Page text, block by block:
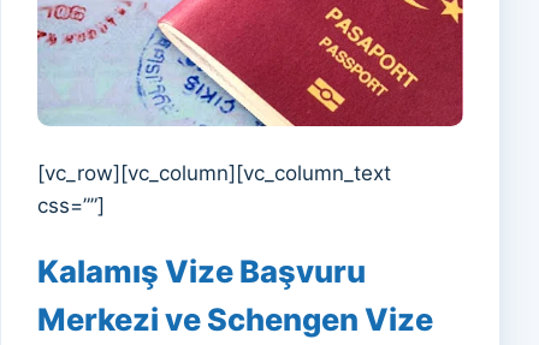
[vc_row][vc_column][vc_column_text
css=””]
Kalamış Vize Başvuru
Merkezi ve Schengen Vize